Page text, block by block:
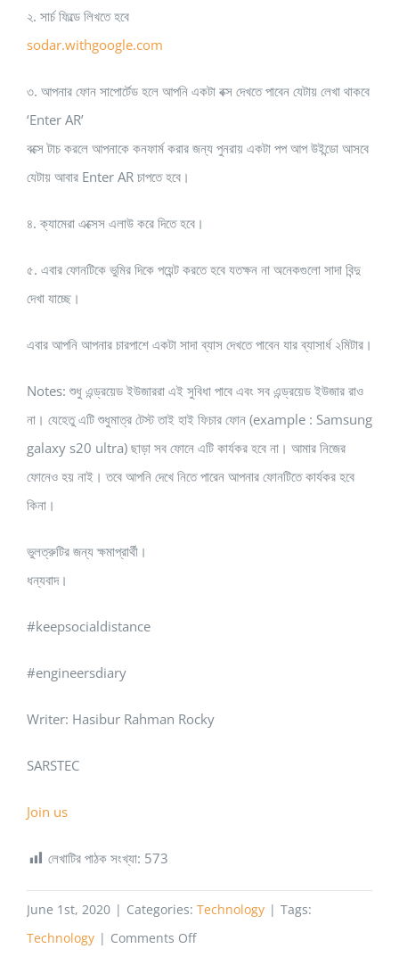
২. সার্চ ফিল্ডে লিখতে হবে
sodar.withgoogle.com
৩. আপনার ফোন সাপোর্টেড হলে আপনি একটা বক্স দেখতে পাবেন যেটায় লেখা থাকবে
‘Enter AR’
বক্সে টাচ করলে আপনাকে কনফার্ম করার জন্য পুনরায় একটা পপ আপ উইন্ডো আসবে
যেটায় আবার Enter AR চাপতে হবে।
৪. ক্যামেরা এক্সেস এলাউ করে দিতে হবে।
৫. এবার ফোনটিকে ভুমির দিকে পয়েন্ট করতে হবে যতক্ষন না অনেকগুলো সাদা বিন্দু
দেখা যাচ্ছে।
এবার আপনি আপনার চারপাশে একটা সাদা ব্যাস দেখতে পাবেন যার ব্যাসার্ধ ২মিটার।
Notes: শুধু এন্ড্রয়েড ইউজাররা এই সুবিধা পাবে এবং সব এন্ড্রয়েড ইউজার রাও
না। যেহেতু এটি শুধুমাত্র টেস্ট তাই হাই ফিচার ফোন (example : Samsung
galaxy s20 ultra) ছাড়া সব ফোনে এটি কার্যকর হবে না। আমার নিজের
ফোনেও হয় নাই। তবে আপনি দেখে নিতে পারেন আপনার ফোনটিতে কার্যকর হবে
কিনা।
ভুলত্রুটির জন্য ক্ষমাপ্রার্থী।
ধন্যবাদ।
#keepsocialdistance
#engineersdiary
Writer: Hasibur Rahman Rocky
SARSTEC
Join us
লেখাটির পাঠক সংখ্যা: 573
June 1st, 2020 | Categories: Technology | Tags:
Technology | Comments Offon